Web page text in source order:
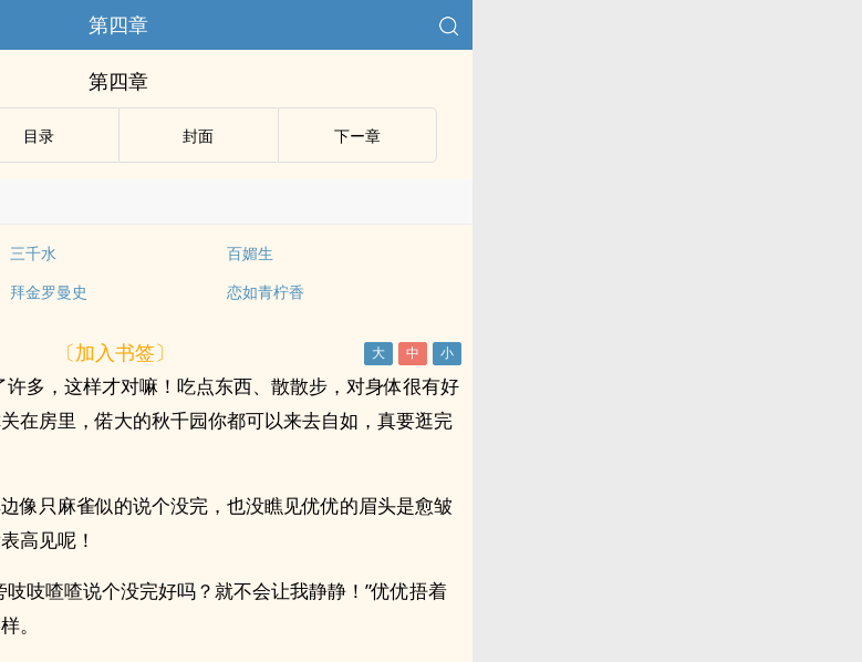
第四章
第四章
目录 封面 下ー章
三千水
百媚生
拜金罗曼史 恋如青柠香
〔加入书签〕
许多，这样才对嘛！吃点东西、散散步，对身体很有好
在房里，偌大的秋千园你都可以来去自如，真要逛完
像只麻雀似的说个没完，也没瞧见优优的眉头是愈皱
高见呢！
吱吱喳喳说个没完好吗？就不会让我静静！”优优捂着
。